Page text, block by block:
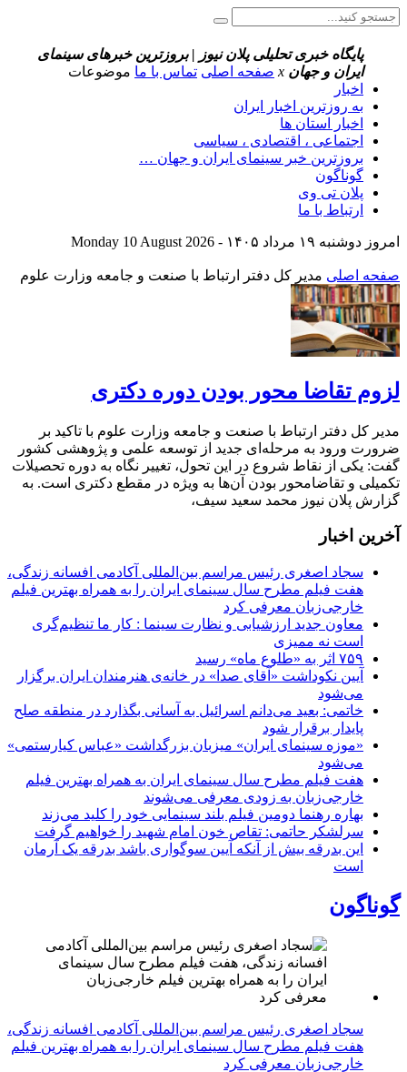
پایگاه خبری تحلیلی پلان نیوز | بروزترین خبرهای سینمای
ایران و جهان x صفحه اصلی تماس با ما موضوعات
اخبار
به روزترین اخبار ایران
اخبار استان ها
اجتماعی ، اقتصادی ، سیاسی
بروزترین خبر سینمای ایران و جهان …
گوناگون
پلان تی وی
ارتباط با ما
امروز دوشنبه ۱۹ مرداد ۱۴۰۵ - Monday 10 August 2026
صفحه اصلی مدیر کل دفتر ارتباط با صنعت و جامعه وزارت علوم
لزوم تقاضا محور بودن دوره دکتری
مدیر کل دفتر ارتباط با صنعت و جامعه وزارت علوم با تاکید بر
ضرورت ورود به مرحله‌ای جدید از توسعه علمی و پژوهشی کشور
گفت: یکی از نقاط شروع در این تحول، تغییر نگاه به دوره تحصیلات
تکمیلی و تقاضامحور بودن آن‌ها به ویژه در مقطع دکتری است. به
گزارش پلان نیوز محمد سعید سیف،
آخرین اخبار
سجاد اصغری رئیس مراسم بین‌المللی آکادمی افسانه زندگی،
هفت فیلم مطرح سال سینمای ایران را به همراه بهترین فیلم
خارجی‌زبان معرفی کرد
معاون جدید ارزشیابی و نظارت سینما : کار ما تنظیم‌گری
است نه ممیزی
۷۵۹ اثر به «طلوع ماه» رسید
آیین نکوداشت «آقای صدا» در خانه‌ی هنرمندان ایران برگزار
می‌شود
خاتمی: بعید می‌دانم اسرائیل به آسانی بگذارد در منطقه صلح
پایدار برقرار شود
«موزه سینمای ایران» میزبان بزرگداشت «عباس کیارستمی»
می‌شود
هفت فیلم مطرح سال سینمای ایران به همراه بهترین فیلم
خارجی‌زبان به زودی معرفی می‌شوند
بهاره رهنما دومین فیلم بلند سینمایی خود را کلید می‌زند
سرلشکر حاتمی: تقاص خون امام شهید را خواهیم گرفت
این بدرقه بیش از آنکه آیین سوگواری باشد بدرقه یک آرمان
است
گوناگون
سجاد اصغری رئیس مراسم بین‌المللی آکادمی افسانه زندگی،
هفت فیلم مطرح سال سینمای ایران را به همراه بهترین فیلم
خارجی‌زبان معرفی کرد